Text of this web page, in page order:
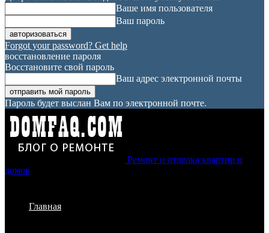
Ваше имя пользователя
Ваш пароль
Forgot your password? Get help
восстановление пароля
Восстановите свой пароль
Ваш адрес электронной почты
Пароль будет выслан Вам по электронной почте.
Ремонт и отделка квартир и
домов
Главная